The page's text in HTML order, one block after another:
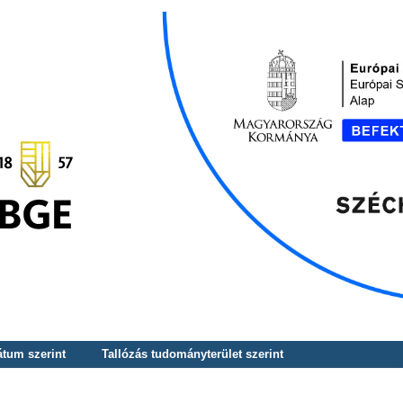
szerint Tallózás tudományterület szerint